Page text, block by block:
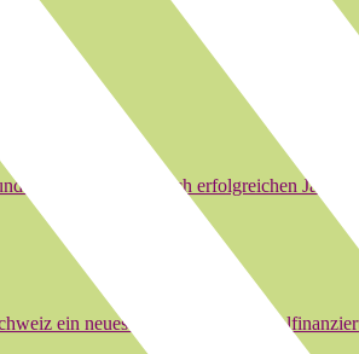
von
Beatrice Arnosti nach erfolgreichen
ein neues System für die